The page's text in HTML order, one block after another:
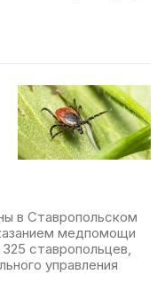
в Ставропольском
медпомощи
ставропольцев,
управления